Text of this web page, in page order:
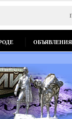
ОБЪЯВЛЕНИЯ